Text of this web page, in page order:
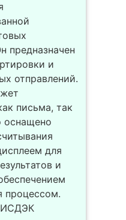
предназначен
и
отправлений.
письма, так
оснащено
для
и
процессом.